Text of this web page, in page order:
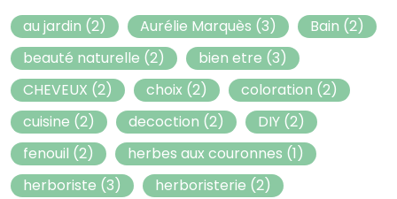
au jardin (2) Aurélie Marquès (3) Bain (2)
beauté naturelle (2) bien etre (3)
CHEVEUX (2) choix (2) coloration (2)
cuisine (2) decoction (2) DIY (2)
fenouil (2) herbes aux couronnes (1)
herboriste (3) herboristerie (2)